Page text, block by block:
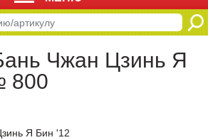
Чжан Цзинь Я
800
Я Бин '12